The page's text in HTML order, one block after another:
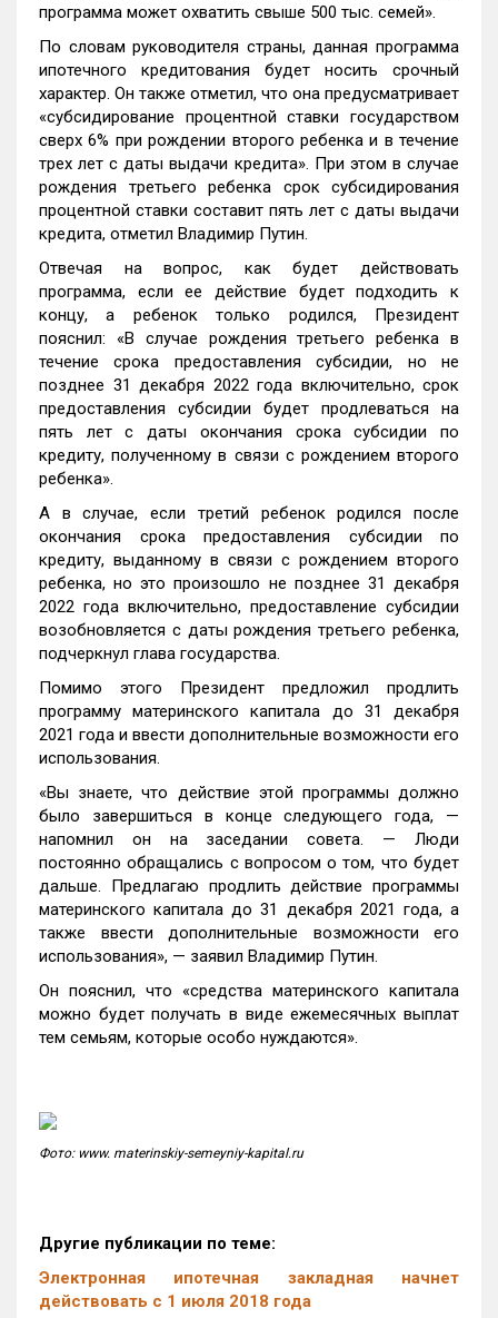
программа может охватить свыше 500 тыс. семей».
По словам руководителя страны, данная программа
ипотечного кредитования будет носить срочный
характер. Он также отметил, что она предусматривает
«субсидирование процентной ставки государством
сверх 6% при рождении второго ребенка и в течение
трех лет с даты выдачи кредита». При этом в случае
рождения третьего ребенка срок субсидирования
процентной ставки составит пять лет с даты выдачи
кредита, отметил Владимир Путин.
Отвечая на вопрос, как будет действовать
программа, если ее действие будет подходить к
концу, а ребенок только родился, Президент
пояснил: «В случае рождения третьего ребенка в
течение срока предоставления субсидии, но не
позднее 31 декабря 2022 года включительно, срок
предоставления субсидии будет продлеваться на
пять лет с даты окончания срока субсидии по
кредиту, полученному в связи с рождением второго
ребенка».
А в случае, если третий ребенок родился после
окончания срока предоставления субсидии по
кредиту, выданному в связи с рождением второго
ребенка, но это произошло не позднее 31 декабря
2022 года включительно, предоставление субсидии
возобновляется с даты рождения третьего ребенка,
подчеркнул глава государства.
Помимо этого Президент предложил продлить
программу материнского капитала до 31 декабря
2021 года и ввести дополнительные возможности его
использования.
«Вы знаете, что действие этой программы должно
было завершиться в конце следующего года, —
напомнил он на заседании совета. — Люди
постоянно обращались с вопросом о том, что будет
дальше. Предлагаю продлить действие программы
материнского капитала до 31 декабря 2021 года, а
также ввести дополнительные возможности его
использования», — заявил Владимир Путин.
Он пояснил, что «средства материнского капитала
можно будет получать в виде ежемесячных выплат
тем семьям, которые особо нуждаются».
Фото: www. materinskiy-semeyniy-kapital.ru
Другие публикации по теме:
Электронная ипотечная закладная начнет
действовать с 1 июля 2018 года